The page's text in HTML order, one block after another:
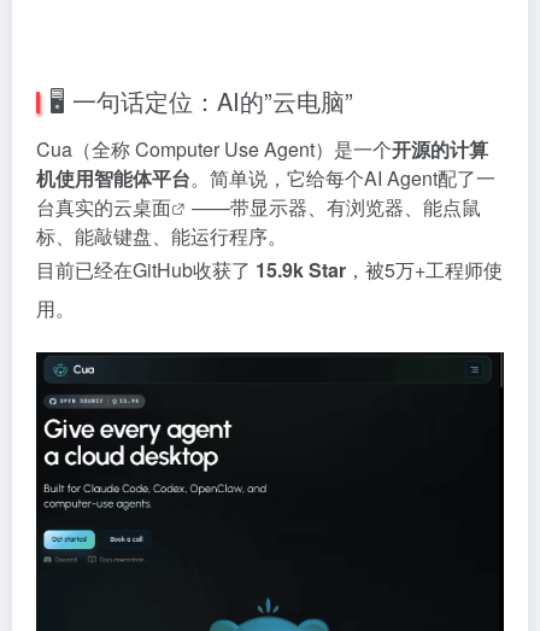
🖥️ 一句话定位：AI的”云电脑”
Cua（全称 Computer Use Agent）是一个开源的计算
机使用智能体平台。简单说，它给每个AI Agent配了一
台真实的云桌面
——带显示器、有浏览器、能点鼠
标、能敲键盘、能运行程序。
目前已经在GitHub收获了 15.9k Star ，被5万+工程师使
用。